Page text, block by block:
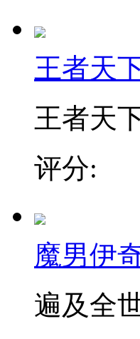
王者天
王者天
评分:
魔男伊
遍及全